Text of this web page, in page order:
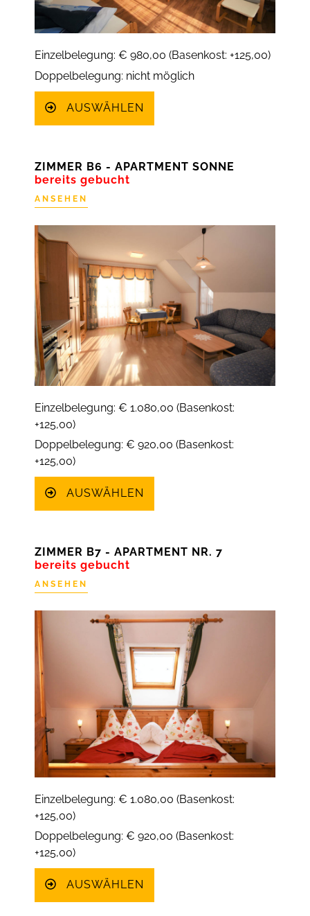
Einzelbelegung: € 980,00 (Basenkost: +125,00)
Doppelbelegung: nicht möglich
AUSWÄHLEN
ZIMMER B6 - APARTMENT SONNE
bereits gebucht
ANSEHEN
Einzelbelegung: € 1.080,00 (Basenkost:
+125,00)
Doppelbelegung: € 920,00 (Basenkost:
+125,00)
AUSWÄHLEN
ZIMMER B7 - APARTMENT NR. 7
bereits gebucht
ANSEHEN
Einzelbelegung: € 1.080,00 (Basenkost:
+125,00)
Doppelbelegung: € 920,00 (Basenkost:
+125,00)
AUSWÄHLEN